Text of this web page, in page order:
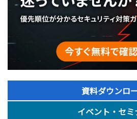
資料ダウンロ
イベント・セミ